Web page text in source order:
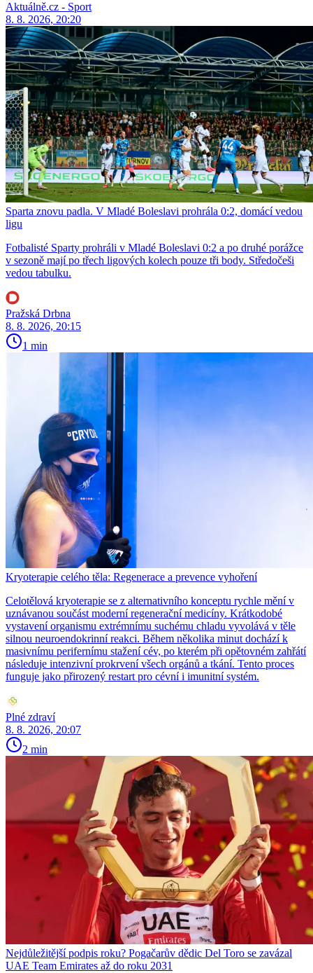
Aktuálně.cz - Sport
8. 8. 2026, 20:20
Sparta znovu padla. V Mladé Boleslavi prohrála 0:2, domácí vedou
ligu
Fotbalisté Sparty prohráli v Mladé Boleslavi 0:2 a po druhé porážce
v sezoně mají po třech ligových kolech pouze tři body. Středočeši
vedou tabulku.
Pražská Drbna
8. 8. 2026, 20:15
1 min
Kryoterapie celého těla: Regenerace a prevence vyhoření
Celotělová kryoterapie se z alternativního konceptu rychle mění v
uznávanou součást moderní regenerační medicíny. Krátkodobé
vystavení organismu extrémnímu suchému chladu vyvolává v těle
silnou neuroendokrinní reakci. Během několika minut dochází k
masivnímu perifernímu stažení cév, po kterém při opětovném zahřátí
následuje intenzivní prokrvení všech orgánů a tkání. Tento proces
funguje jako přirozený restart pro cévní i imunitní systém.
Plné zdraví
8. 8. 2026, 20:07
2 min
Nejdůležitější podpis roku? Pogačarův dědic Del Toro se zavázal
UAE Team Emirates až do roku 2031